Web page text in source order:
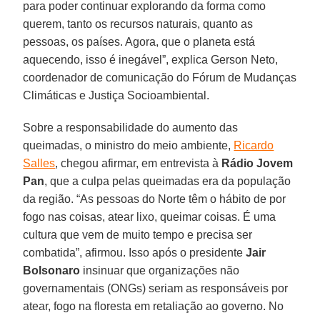
para poder continuar explorando da forma como
querem, tanto os recursos naturais, quanto as
pessoas, os países. Agora, que o planeta está
aquecendo, isso é inegável”, explica Gerson Neto,
coordenador de comunicação do Fórum de Mudanças
Climáticas e Justiça Socioambiental.
Sobre a responsabilidade do aumento das
queimadas, o ministro do meio ambiente, Ricardo
Salles, chegou afirmar, em entrevista à Rádio Jovem
Pan, que a culpa pelas queimadas era da população
da região. “As pessoas do Norte têm o hábito de por
fogo nas coisas, atear lixo, queimar coisas. É uma
cultura que vem de muito tempo e precisa ser
combatida”, afirmou. Isso após o presidenteJair
Bolsonaro insinuar que organizações não
governamentais (ONGs) seriam as responsáveis por
atear, fogo na floresta em retaliação ao governo. No